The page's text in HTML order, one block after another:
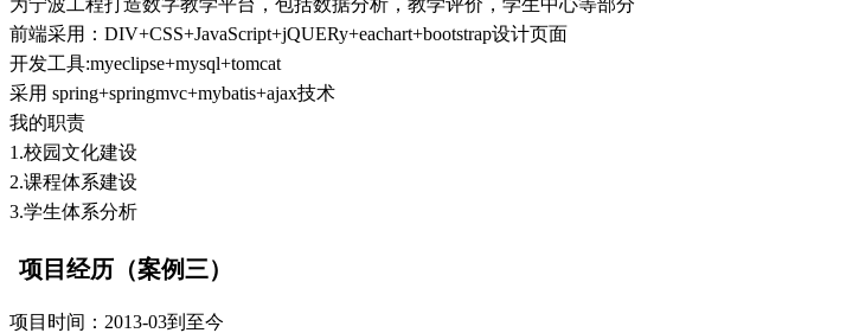
前端采用：DIV+CSS+JavaScript+jQUERy+eachart+bootstrap设计页面
开发工具:myeclipse+mysql+tomcat
采用 spring+springmvc+mybatis+ajax技术
我的职责
1.校园文化建设
2.课程体系建设
3.学生体系分析
项目经历（案例三）
项目时间：2013-03到至今